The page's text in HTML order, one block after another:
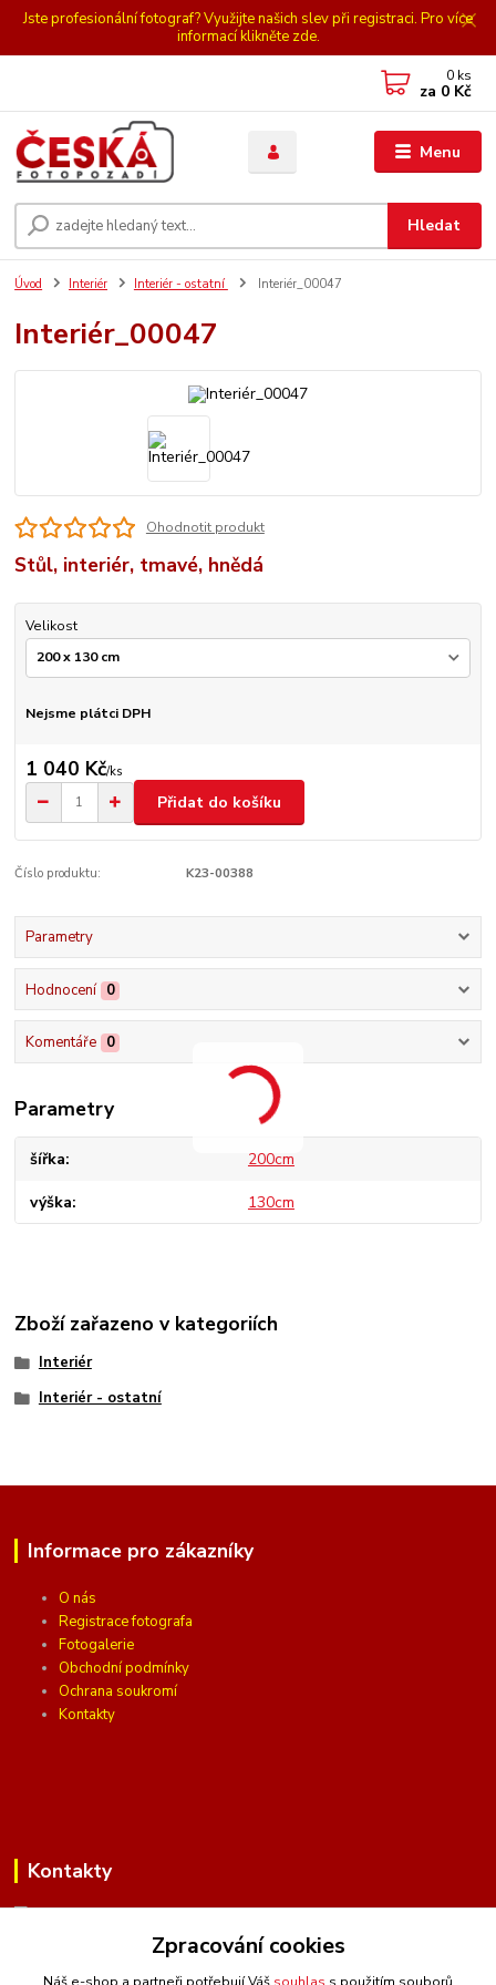
Jste profesionální fotograf? Využijte našich slev při registraci. Pro více
informací klikněte zde.
Menu
Hledat
0 ks
za 0 Kč
Úvod Interiér Interiér - ostatní Interiér_00047
Interiér_00047
Ohodnotit produkt
Stůl, interiér, tmavé, hnědá
Velikost
Nejsme plátci DPH
1 040 Kč/ks
Přidat do košíku
Číslo produktu: K23-00388
Parametry
Hodnocení 0
Komentáře 0
Parametry
šířka 200cm
výška 130cm
Zboží zařazeno v kategoriích
Interiér
Interiér - ostatní
Informace pro zákazníky
O nás
Registrace fotografa
Fotogalerie
Obchodní podmínky
Ochrana soukromí
Kontakty
Kontakty
(Po-Pá, 10 - 16 hod.)
Zpracování cookies